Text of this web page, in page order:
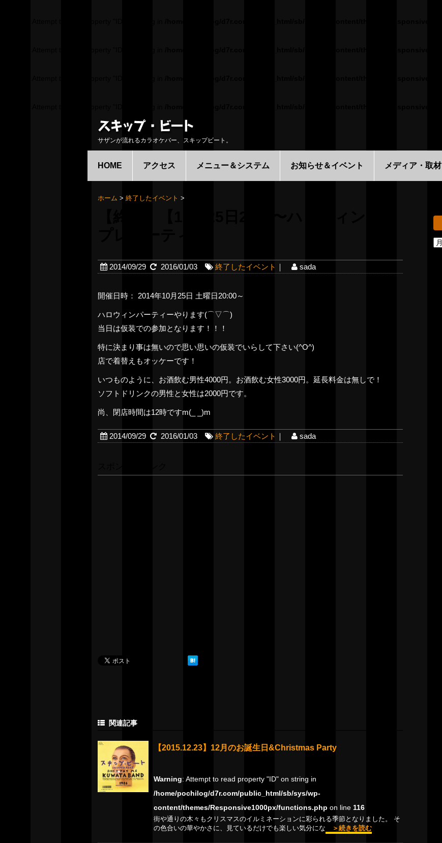
サザンが流れるカラオケバー、スキップビート。
HOME アクセス メニュー＆システム お知らせ＆イベント メディア・取材
ホーム > 終了したイベント >
2014/09/29 2016/01/03 終了したイベント ｜ sada
開催日時： 2014年10月25日 土曜日20:00～
ハロウィンパーティーやります(⌒▽⌒)
当日は仮装での参加となります！！！
特に決まり事は無いので思い思いの仮装でいらして下さい(^O^)
店で着替えもオッケーです！
いつものように、お酒飲む男性4000円。お酒飲む女性3000円。延長料金は無しで！
ソフトドリンクの男性と女性は2000円です。
尚、閉店時間は12時ですm(_ _)m
2014/09/29 2016/01/03 終了したイベント ｜ sada
関連記事
【2015.12.23】12月のお誕生日&Christmas Party
Warning: Attempt to read property "ID" on string in
/home/pochilog/d7r.com/public_html/sb/sys/wp-
content/themes/Responsive1000px/functions.php on line 116
街や通りの木々もクリスマスのイルミネーションに彩られる季節となりました。 そ
の色合いの華やかさに、見ているだけでも楽しい気分にな ＞続きを読む
ア